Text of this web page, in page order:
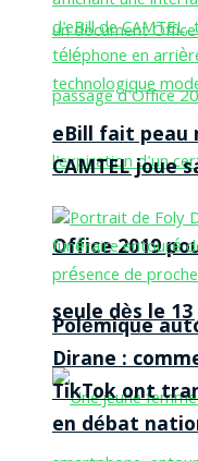
Office 2019
seule dès le
eBill fait peau
CAMTEL joue
Polémique
Dirane :
TikTok ont
en débat